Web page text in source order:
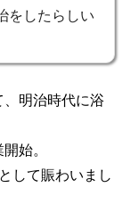
をしたらしい
明治時代に浴
始。
して賑わいまし